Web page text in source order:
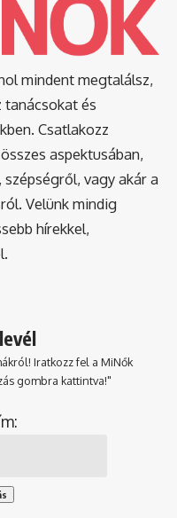
mindent megtalálsz,
tanácsokat és
Csatlakozz
aspektusában,
vagy akár a
Velünk mindig
hírekkel,
Iratkozz fel a MiNők
gombra kattintva!"